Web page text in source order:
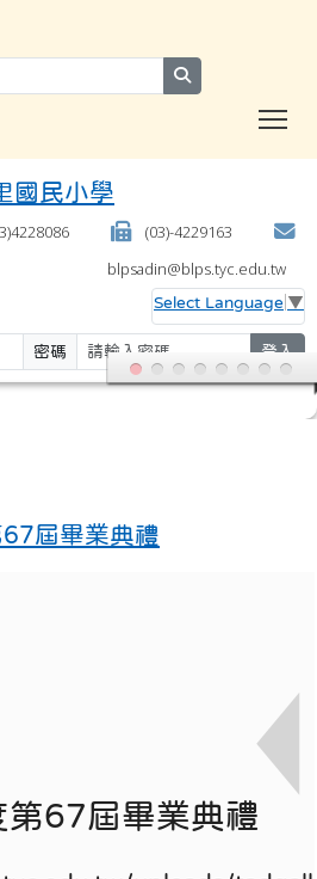
(03)-4229163
blpsadin@blps.tyc.edu.tw
Select Language ▼
密碼 登入
屆畢業典禮
67屆畢業典禮